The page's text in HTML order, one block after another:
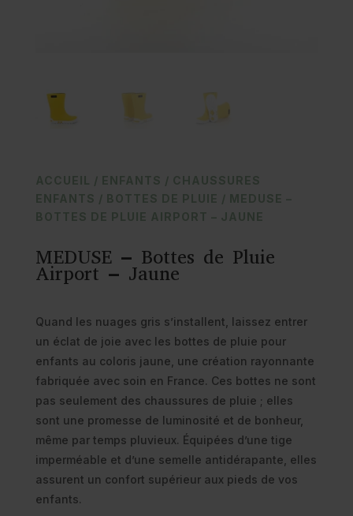
ACCUEIL / ENFANTS / CHAUSSURES
ENFANTS / BOTTES DE PLUIE / MEDUSE –
BOTTES DE PLUIE AIRPORT – JAUNE
MEDUSE – Bottes de Pluie
Airport – Jaune
Quand les nuages gris s’installent, laissez entrer
un éclat de joie avec les bottes de pluie pour
enfants au coloris jaune, une création rayonnante
fabriquée avec soin en France. Ces bottes ne sont
pas seulement des chaussures de pluie ; elles
sont une promesse de luminosité et de bonheur,
même par temps pluvieux. Équipées d’une tige
imperméable et d’une semelle antidérapante, elles
assurent un confort supérieur aux pieds de vos
enfants.